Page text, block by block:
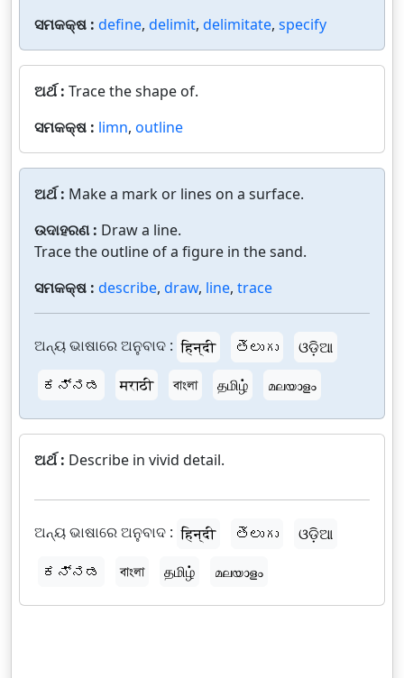
ସମକକ୍ଷ : define, delimit, delimitate, specify
ଅର୍ଥ : Trace the shape of.
ସମକକ୍ଷ : limn, outline
ଅର୍ଥ : Make a mark or lines on a surface.
ଉଦାହରଣ : Draw a line.
Trace the outline of a figure in the sand.
ସମକକ୍ଷ : describe, draw, line, trace
ଅନ୍ୟ ଭାଷାରେ ଅନୁବାଦ : हिन्दी తెలుగు
ଓଡ଼ିଆ
ಕನ್ನಡ
मराठी বাংলা தமிழ் മലയാളം
ଅର୍ଥ : Describe in vivid detail.
ଅନ୍ୟ ଭାଷାରେ ଅନୁବାଦ : हिन्दी తెలుగు
ଓଡ଼ିଆ
ಕನ್ನಡ
বাংলা தமிழ் മലയാളം